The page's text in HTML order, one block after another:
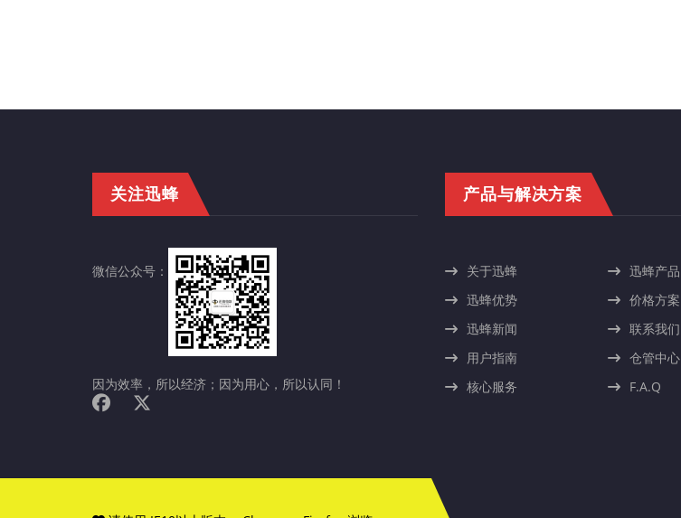
关注迅蜂
微信公众号：
因为效率，所以经济；因为用心，所以认同！
产品与解决方案
关于迅蜂
迅蜂产品
迅蜂优势
价格方案
迅蜂新闻
联系我们
用户指南
仓管中心
核心服务
F.A.Q